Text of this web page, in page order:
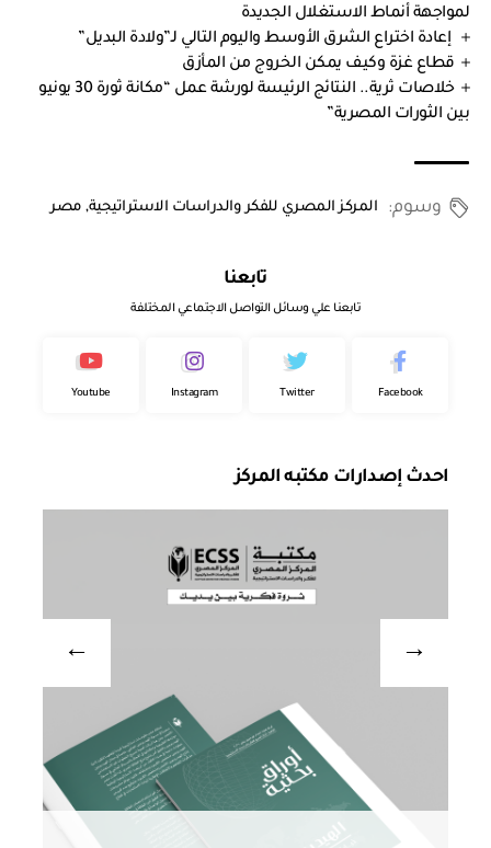
لمواجهة أنماط الاستغلال الجديدة
إعادة اختراع الشرق الأوسط واليوم التالي لـ”ولادة البديل”
قطاع غزة وكيف يمكن الخروج من المأزق
خلاصات ثرية.. النتائج الرئيسة لورشة عمل “مكانة ثورة 30 يونيو
بين الثورات المصرية”
وسوم: المركز المصري للفكر والدراسات الاستراتيجية,مصر
تابعنا
تابعنا علي وسائل التواصل الاجتماعي المختلفة
Facebook
Twitter
Instagram
Youtube
احدث إصدارات مكتبه المركز